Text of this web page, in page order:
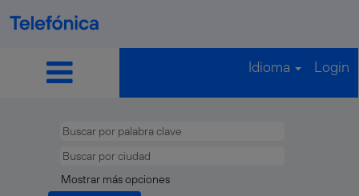
Idioma Login
Mostrar más opciones